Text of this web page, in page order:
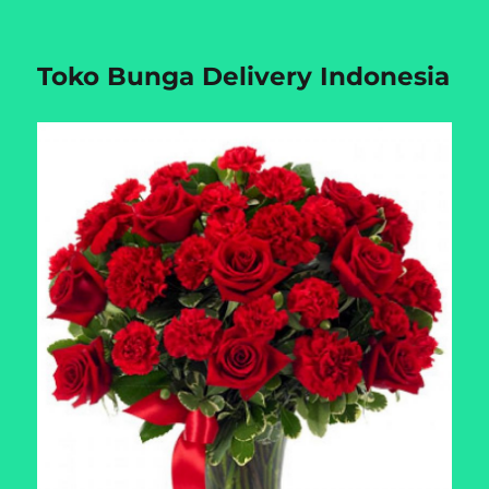
Toko Bunga Delivery Indonesia